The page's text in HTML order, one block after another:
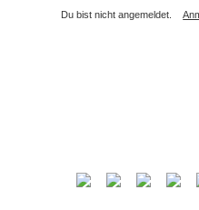
Du bist nicht angemeldet.